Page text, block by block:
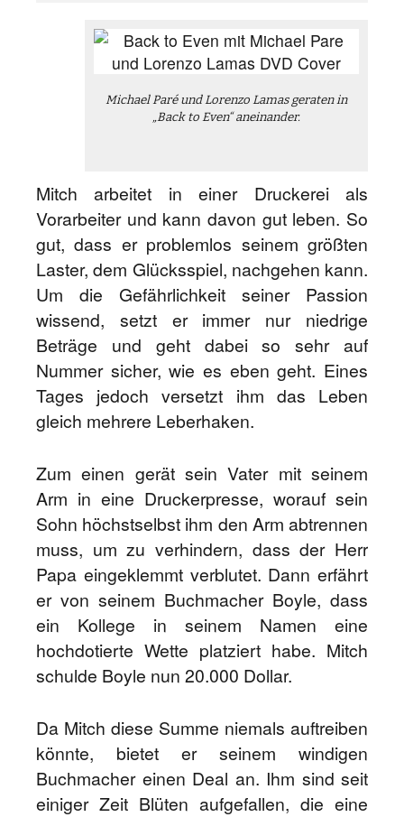
Michael Paré und Lorenzo Lamas geraten in
„Back to Even“ aneinander.
Mitch arbeitet in einer Druckerei als
Vorarbeiter und kann davon gut leben. So
gut, dass er problemlos seinem größten
Laster, dem Glücksspiel, nachgehen kann.
Um die Gefährlichkeit seiner Passion
wissend, setzt er immer nur niedrige
Beträge und geht dabei so sehr auf
Nummer sicher, wie es eben geht. Eines
Tages jedoch versetzt ihm das Leben
gleich mehrere Leberhaken.
Zum einen gerät sein Vater mit seinem
Arm in eine Druckerpresse, worauf sein
Sohn höchstselbst ihm den Arm abtrennen
muss, um zu verhindern, dass der Herr
Papa eingeklemmt verblutet. Dann erfährt
er von seinem Buchmacher Boyle, dass
ein Kollege in seinem Namen eine
hochdotierte Wette platziert habe. Mitch
schulde Boyle nun 20.000 Dollar.
Da Mitch diese Summe niemals auftreiben
könnte, bietet er seinem windigen
Buchmacher einen Deal an. Ihm sind seit
einiger Zeit Blüten aufgefallen, die eine